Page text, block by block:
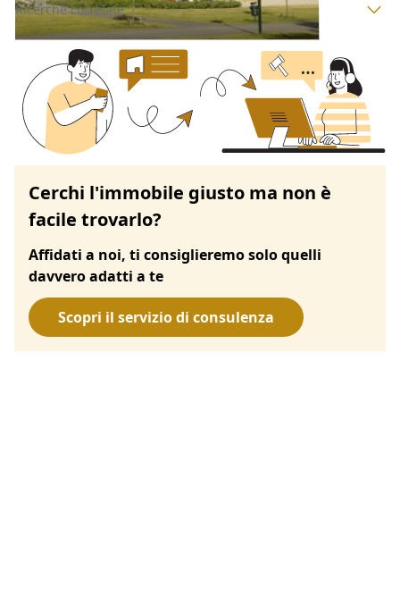
Ricerche correlate
Cerchi l'immobile giusto ma non è
facile trovarlo?
Affidati a noi, ti consiglieremo solo quelli
davvero adatti a te
Scopri il servizio di consulenza